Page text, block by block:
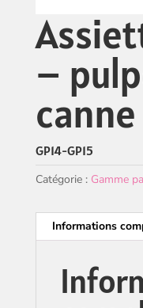
–
GP14-GP15
Catégorie : Gamme
Informations